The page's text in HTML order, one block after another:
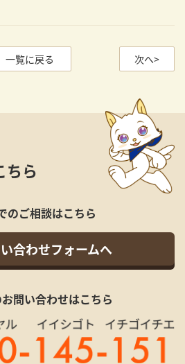
一覧に戻る 次へ>
ちら
のご相談はこちら
合わせフォームへ
問い合わせはこちら